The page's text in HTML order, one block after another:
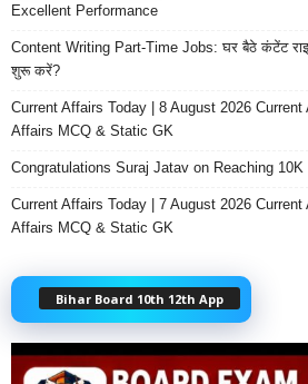
Excellent Performance
Content Writing Part-Time Jobs: घर बैठे कंटेंट
शुरू करें?
Current Affairs Today | 8 August 2026
Affairs MCQ & Static GK
Congratulations Suraj Jatav on Reaching 10K
Current Affairs Today | 7 August 2026
Affairs MCQ & Static GK
Bihar Board 10th 12th App